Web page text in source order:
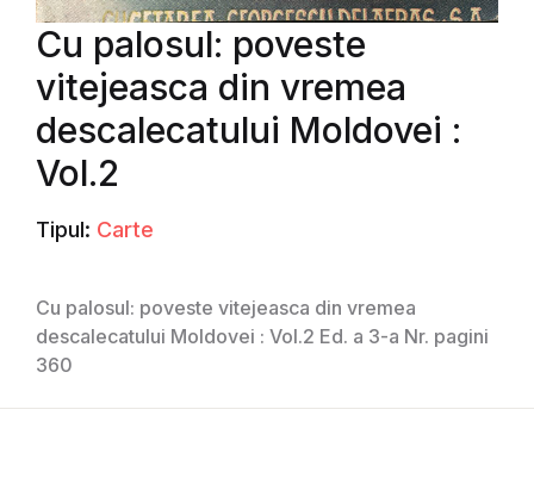
Cu palosul: poveste
vitejeasca din vremea
descalecatului Moldovei :
Vol.2
Tipul: Carte
Cu palosul: poveste vitejeasca din vremea
descalecatului Moldovei : Vol.2 Ed. a 3-a Nr. pagini
360